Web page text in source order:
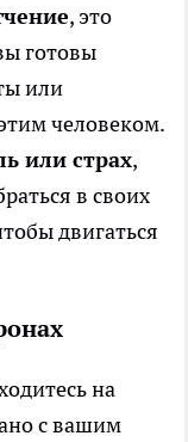
, это
готовы
или
человеком.
или страх,
в своих
двигаться
на
с вашим